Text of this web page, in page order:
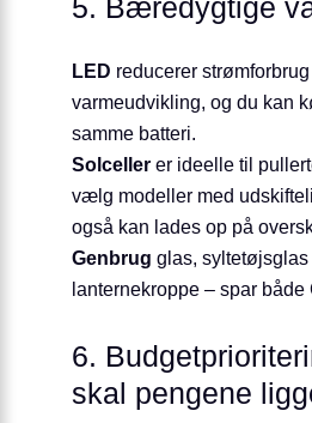
5. Bæredygtige
LED reducerer
varmeudvikling, og du kan
samme batteri.
Solceller er ideelle til
vælg modeller med
også kan lades op på
Genbrug glas,
lanternekroppe – spar både
6.
skal pengene